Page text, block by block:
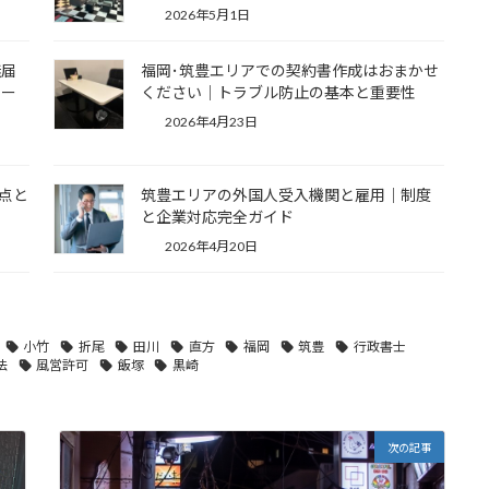
2026年5月1日
福岡･筑豊エリアでの契約書作成はおまかせ
ください｜トラブル防止の基本と重要性
2026年4月23日
と
筑豊エリアの外国人受入機関と雇用｜制度
と企業対応完全ガイド
2026年4月20日
小竹 折尾 田川 直方 福岡 筑豊
行政書士
風営許可 飯塚 黒崎
次の記事